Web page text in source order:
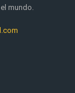
mundo.